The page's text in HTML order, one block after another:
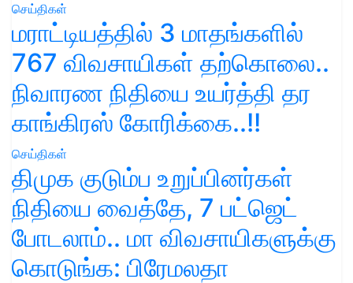
செய்திகள்
மராட்டியத்தில் 3 மாதங்களில்
767 விவசாயிகள் தற்கொலை..
நிவாரண நிதியை உயர்த்தி தர
காங்கிரஸ் கோரிக்கை..!!
செய்திகள்
திமுக குடும்ப உறுப்பினர்கள்
நிதியை வைத்தே, 7 பட்ஜெட்
போடலாம்.. மா விவசாயிகளுக்கு
கொடுங்க: பிரேமலதா